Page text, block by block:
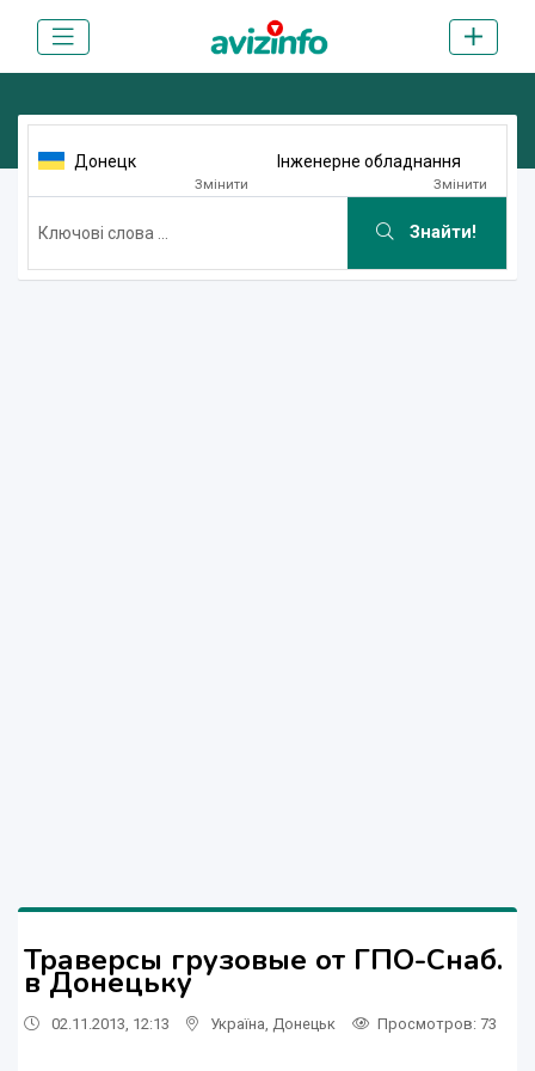
Донецк
Змінити
Інженерне обладнання
Змінити
Знайти!
Траверсы грузовые от ГПО-Снаб.
в Донецьку
02.11.2013, 12:13 Україна Донецьк Просмотров: 73